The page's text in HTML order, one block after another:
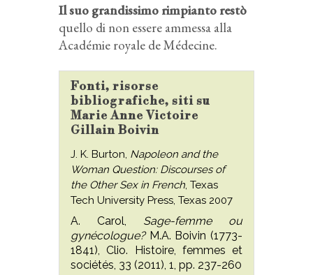
Il suo grandissimo rimpianto restò
quello di non essere ammessa alla
Académie royale de Médecine.
Fonti, risorse
bibliografiche, siti su
Marie Anne Victoire
Gillain Boivin
J. K. Burton, Napoleon and the
Woman Question: Discourses of
the Other Sex in French, Texas
Tech University Press, Texas 2007
A. Carol, Sage-femme ou
gynécologue?M.A. Boivin (1773-
1841), Clio. Histoire, femmes et
sociétés, 33 (2011), 1, pp. 237-260